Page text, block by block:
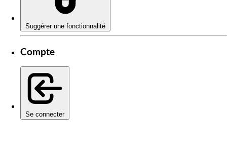
Suggérer une fonctionnalité
Compte
Se connecter